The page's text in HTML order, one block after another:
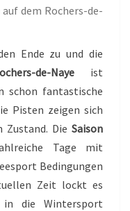
dem Rochers-de-
Ende zu und die
de-Naye ist
schon fantastische
Pisten zeigen sich
Die Saison
Tage mit
Bedingungen
Zeit lockt es
in die Wintersport